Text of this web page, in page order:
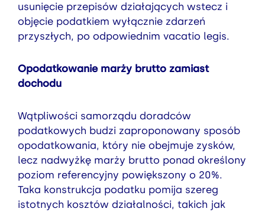
usunięcie przepisów działających wstecz i
objęcie podatkiem wyłącznie zdarzeń
przyszłych, po odpowiednim vacatio legis.
Opodatkowanie marży brutto zamiast
dochodu
Wątpliwości samorządu doradców
podatkowych budzi zaproponowany sposób
opodatkowania, który nie obejmuje zysków,
lecz nadwyżkę marży brutto ponad określony
poziom referencyjny powiększony o 20%.
Taka konstrukcja podatku pomija szereg
istotnych kosztów działalności, takich jak